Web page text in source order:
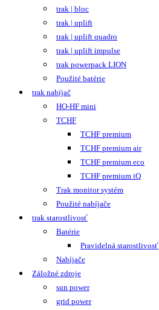
trak | bloc
trak | uplift
trak | uplift quadro
trak | uplift impulse
trak powerpack LION
Použité batérie
trak nabíjač
HO-HF mini
TCHF
TCHF premium
TCHF premium air
TCHF premium eco
TCHF premium iQ
Trak monitor systém
Použité nabíjače
trak starostlivosť
Batérie
Pravidelná starostlivosť
Nabíjače
Záložné zdroje
sun power
grid power